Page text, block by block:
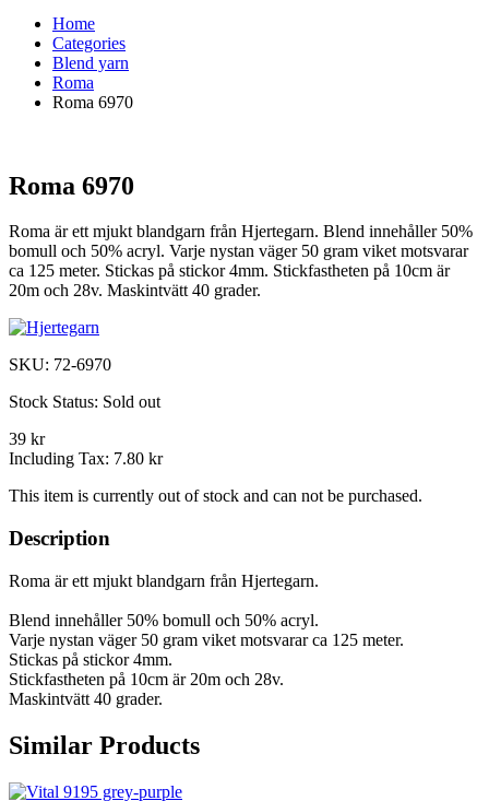
Home
Categories
Blend yarn
Roma
Roma 6970
Roma 6970
Roma är ett mjukt blandgarn från Hjertegarn. Blend innehåller 50%
bomull och 50% acryl. Varje nystan väger 50 gram viket motsvarar
ca 125 meter. Stickas på stickor 4mm. Stickfastheten på 10cm är
20m och 28v. Maskintvätt 40 grader.
SKU: 72-6970
Stock Status: Sold out
39 kr
Including Tax: 7.80 kr
This item is currently out of stock and can not be purchased.
Description
Roma är ett mjukt blandgarn från Hjertegarn.
Blend innehåller 50% bomull och 50% acryl.
Varje nystan väger 50 gram viket motsvarar ca 125 meter.
Stickas på stickor 4mm.
Stickfastheten på 10cm är 20m och 28v.
Maskintvätt 40 grader.
Similar Products